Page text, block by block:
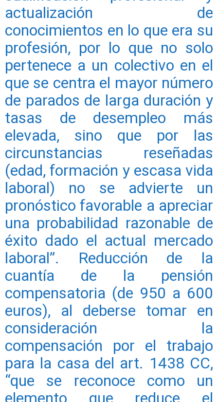
actualización de
conocimientos en lo que era su
profesión, por lo que no solo
pertenece a un colectivo en el
que se centra el mayor número
de parados de larga duración y
tasas de desempleo más
elevada, sino que por las
circunstancias reseñadas
(edad, formación y escasa vida
laboral) no se advierte un
pronóstico favorable a apreciar
una probabilidad razonable de
éxito dado el actual mercado
laboral”. Reducción de la
cuantía de la pensión
compensatoria (de 950 a 600
euros), al deberse tomar en
consideración la
compensación por el trabajo
para la casa del art. 1438 CC,
“que se reconoce como un
elemento que reduce el